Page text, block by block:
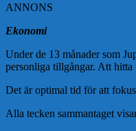
ANNONS
Ekonomi
Under de 13 månader som
personliga tillgångar. Att hitta
Det är optimal tid för att
Alla tecken sammantaget